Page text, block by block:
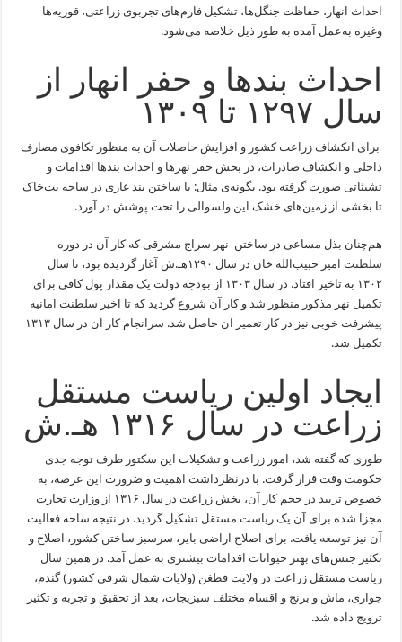
احداث انهار، حفاظت جنگل‌ها، تشکیل فارم‌های تجربوی زراعتی، قوریه‌ها
وغیره به‌عمل آمده به طور ذیل خلاصه می‌شود.
احداث بندها و حفر انهار از
سال ۱۲۹۷ تا ۱۳۰۹
برای انکشاف زراعت کشور و افزایش حاصلات آن به منظور تکافوی مصارف
داخلی و انکشاف صادرات، در بخش حفر نهرها و احداث بندها اقدامات و
تشبثاتی صورت گرفته بود. بگونه‌ی مثال: با ساختن بند غازی در ساحه بت‌خاک
تا بخشی از زمین‌های خشک این ولسوالی را تحت پوشش در آورد.
هم‌چنان بذل مساعی در ساختن نهر سراج مشرقی که کار آن در دوره
سلطنت امیر حبیب‌الله خان در سال ۱۲۹۰هـ.ش آغاز گردیده بود، تا سال
۱۳۰۲ به تاخیر افتاد. در سال ۱۳۰۳ از بودجه دولت یک مقدار پول کافی برای
تکمیل نهر مذکور منظور شد و کار آن شروع گردید که تا اخیر سلطنت امانیه
پیشرفت خوبی نیز در کار تعمیر آن حاصل شد. سرانجام کار آن در سال ۱۳۱۳
تکمیل شد.
ایجاد اولین ریاست مستقل
زراعت در سال ۱۳۱۶ هـ.ش
طوری که گفته شد، امور زراعت و تشکیلات این سکتور طرف توجه جدی
حکومت وقت قرار گرفت. با درنظرداشت اهمیت و ضرورت این عرصه، به
خصوص تزیید در حجم کار آن، بخش زراعت در سال ۱۳۱۶ از وزارت تجارت
مجزا شده برای آن یک ریاست مستقل تشکیل گردید. در نتیجه ساحه فعالیت
آن نیز توسعه یافت. برای اصلاح اراضی بایر، سرسبز ساختن کشور، اصلاح و
تکثیر جنس‌های بهتر حیوانات اقدامات بیشتری به عمل آمد. در همین سال
ریاست مستقل زراعت در ولایت قطغن (ولایات شمال شرقی کشور) گندم،
جواری، ماش و برنج و اقسام مختلف سبزیجات، بعد از تحقیق و تجربه و تکثیر
ترویج داده شد.